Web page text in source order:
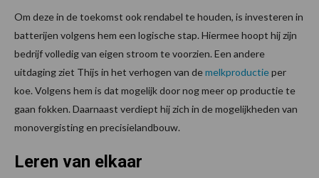
Om deze in de toekomst ook rendabel te houden, is investeren in
batterijen volgens hem een logische stap. Hiermee hoopt hij zijn
bedrijf volledig van eigen stroom te voorzien. Een andere
uitdaging ziet Thijs in het verhogen van demelkproductieper
koe. Volgens hem is dat mogelijk door nog meer op productie te
gaan fokken. Daarnaast verdiept hij zich in de mogelijkheden van
monovergisting en precisielandbouw.
Leren van elkaar